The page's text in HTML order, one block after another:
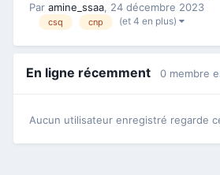
Par amine_ssaa, 24 décembre 2023
csq cnp (et 4 en plus)
En ligne récemment 0 membre
Aucun utilisateur enregistré regarde